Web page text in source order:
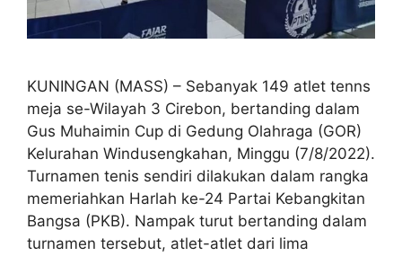
KUNINGAN (MASS) – Sebanyak 149 atlet tenns
meja se-Wilayah 3 Cirebon, bertanding dalam
Gus Muhaimin Cup di Gedung Olahraga (GOR)
Kelurahan Windusengkahan, Minggu (7/8/2022).
Turnamen tenis sendiri dilakukan dalam rangka
memeriahkan Harlah ke-24 Partai Kebangkitan
Bangsa (PKB). Nampak turut bertanding dalam
turnamen tersebut, atlet-atlet dari lima